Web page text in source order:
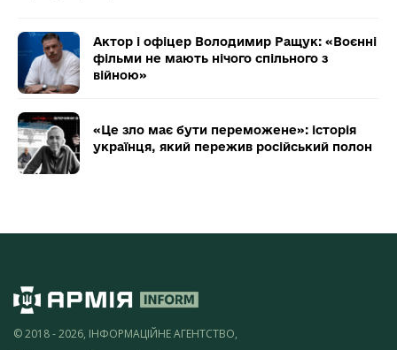
Актор і офіцер Володимир Ращук: «Воєнні
фільми не мають нічого спільного з
війною»
«Це зло має бути переможене»: історія
українця, який пережив російський полон
© 2018 - 2026, ІНФОРМАЦІЙНЕ АГЕНТСТВО,